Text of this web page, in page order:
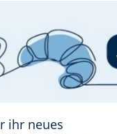
ihr neues